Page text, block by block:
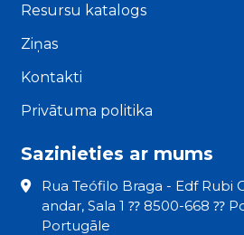
Resursu katalogs
Ziņas
Kontakti
Privātuma politika
Sazinieties ar mums
Rua Teófilo Braga - Edf Rubi
andar, Sala 1 ⁇ 8500-668 ⁇
Portugāle